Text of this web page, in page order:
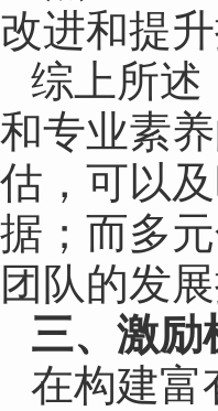
改进和提
综上所述
和专业素
估，可以
据；而多
团队的发
三、激励
在构建富